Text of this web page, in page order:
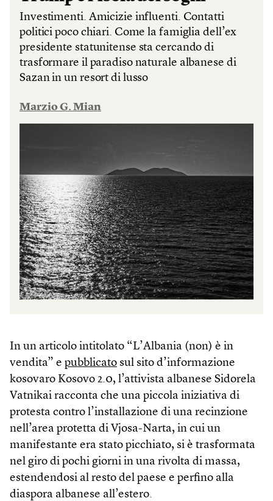
Investimenti. Amicizie influenti. Contatti
politici poco chiari. Come la famiglia dell’ex
presidente statunitense sta cercando di
trasformare il paradiso naturale albanese di
Sazan in un resort di lusso
Marzio G. Mian
In un articolo intitolato “L’Albania (non) è in
vendita” e pubblicato sul sito d’informazione
kosovaro Kosovo 2.0, l’attivista albanese Sidorela
Vatnikai racconta che una piccola iniziativa di
protesta contro l’installazione di una recinzione
nell’area protetta di Vjosa-Narta, in cui un
manifestante era stato picchiato, si è trasformata
nel giro di pochi giorni in una rivolta di massa,
estendendosi al resto del paese e perfino alla
diaspora albanese all’estero.